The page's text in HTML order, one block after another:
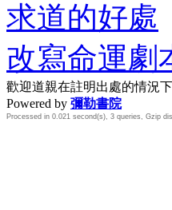
求道的好處
改寫命運劇
歡迎道親在註明出處的情況
Powered by 彌勒書院
Processed in 0.021 second(s), 3 queries, Gzip